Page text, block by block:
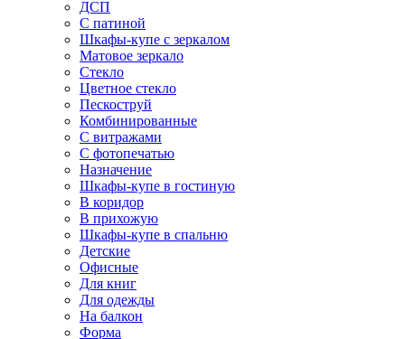
ДСП
С патиной
Шкафы-купе с зеркалом
Матовое зеркало
Стекло
Цветное стекло
Пескоструй
Комбинированные
С витражами
С фотопечатью
Назначение
Шкафы-купе в гостиную
В коридор
В прихожую
Шкафы-купе в спальню
Детские
Офисные
Для книг
Для одежды
На балкон
Форма